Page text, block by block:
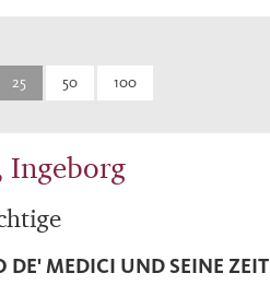
25 50 100
Ingeborg
DE' MEDICI UND SEINE ZEIT